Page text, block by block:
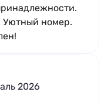
Уютный номер.
2026